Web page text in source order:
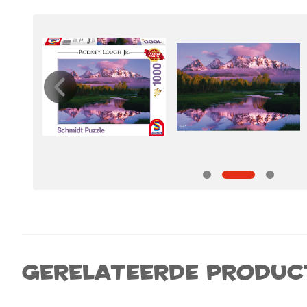
Gerelateerde